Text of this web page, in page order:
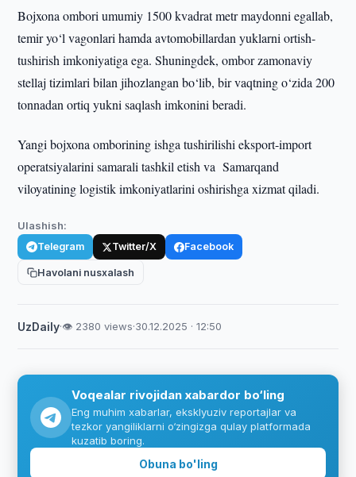
Bojxona ombori umumiy 1500 kvadrat metr maydonni egallab,
temir yo‘l vagonlari hamda avtomobillardan yuklarni ortish-
tushirish imkoniyatiga ega. Shuningdek, ombor zamonaviy
stellaj tizimlari bilan jihozlangan bo‘lib, bir vaqtning o‘zida 200
tonnadan ortiq yukni saqlash imkonini beradi.
Yangi bojxona omborining ishga tushirilishi eksport-import
operatsiyalarini samarali tashkil etish va Samarqand
viloyatining logistik imkoniyatlarini oshirishga xizmat qiladi.
Ulashish:
Telegram Twitter/X Facebook
Havolani nusxalash
UzDaily·👁 2380 views·30.12.2025 · 12:50
Voqealar rivojidan xabardor bo‘ling
Eng muhim xabarlar, eksklyuziv reportajlar va
tezkor yangiliklarni o‘zingizga qulay platformada
kuzatib boring.
Obuna bo'ling